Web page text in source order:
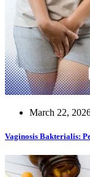
March 22,
Vaginosis Bakterialis: